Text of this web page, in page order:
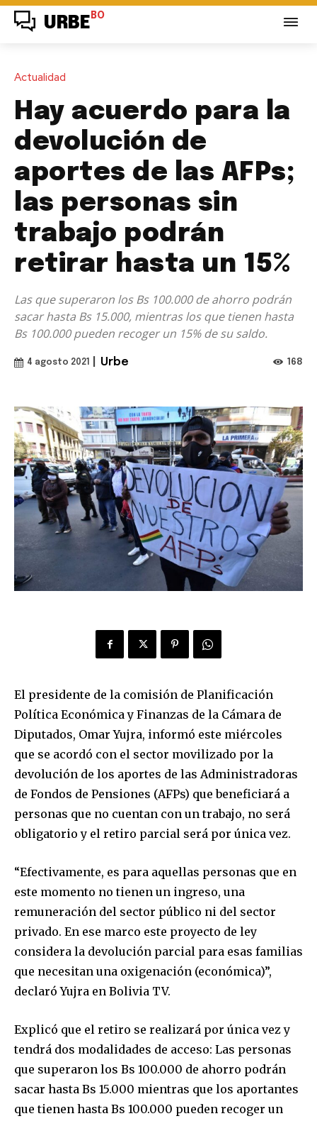
URBE BO
Actualidad
Hay acuerdo para la
devolución de
aportes de las AFPs;
las personas sin
trabajo podrán
retirar hasta un 15%
Las que superaron los Bs 100.000 de ahorro podrán
sacar hasta Bs 15.000, mientras los que tienen hasta
Bs 100.000 pueden recoger un 15% de su saldo.
4 agosto 2021 Urbe 168
El presidente de la comisión de Planificación
Política Económica y Finanzas de la Cámara de
Diputados, Omar Yujra, informó este miércoles
que se acordó con el sector movilizado por la
devolución de los aportes de las Administradoras
de Fondos de Pensiones (AFPs) que beneficiará a
personas que no cuentan con un trabajo, no será
obligatorio y el retiro parcial será por única vez.
“Efectivamente, es para aquellas personas que en
este momento no tienen un ingreso, una
remuneración del sector público ni del sector
privado. En ese marco este proyecto de ley
considera la devolución parcial para esas familias
que necesitan una oxigenación (económica)”,
declaró Yujra en Bolivia TV.
Explicó que el retiro se realizará por única vez y
tendrá dos modalidades de acceso: Las personas
que superaron los Bs 100.000 de ahorro podrán
sacar hasta Bs 15.000 mientras que los aportantes
que tienen hasta Bs 100.000 pueden recoger un